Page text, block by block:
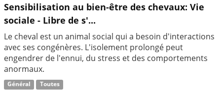
Sensibilisation au bien-être des chevaux: Vie
sociale - Libre de s'...
Le cheval est un animal social qui a besoin d'interactions
avec ses congénères. L'isolement prolongé peut
engendrer de l'ennui, du stress et des comportements
anormaux.
Général Toutes